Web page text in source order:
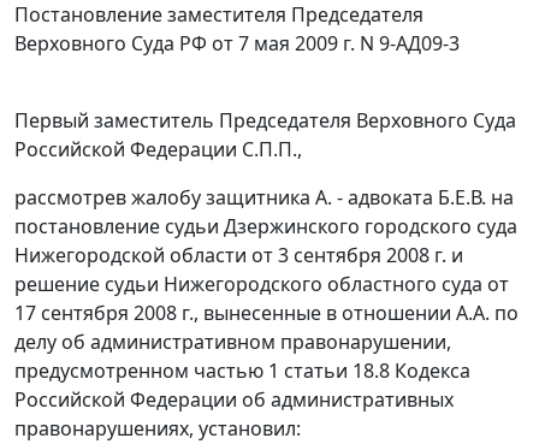
Постановление заместителя Председателя
Верховного Суда РФ от 7 мая 2009 г. N 9-АД09-3
Первый заместитель Председателя Верховного Суда
Российской Федерации С.П.П.,
рассмотрев жалобу защитника А. - адвоката Б.Е.В. на
постановление судьи Дзержинского городского суда
Нижегородской области от 3 сентября 2008 г. и
решение судьи Нижегородского областного суда от
17 сентября 2008 г., вынесенные в отношении А.А. по
делу об административном правонарушении,
предусмотренном частью 1 статьи 18.8 Кодекса
Российской Федерации об административных
правонарушениях, установил: